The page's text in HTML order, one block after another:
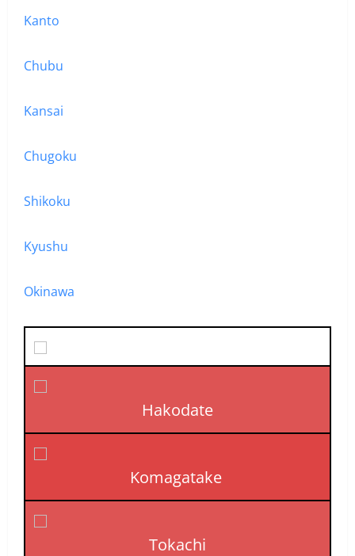
Kanto
Chubu
Kansai
Chugoku
Shikoku
Kyushu
Okinawa
Hakodate
Komagatake
Tokachi